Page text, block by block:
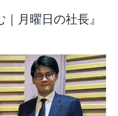
月曜日の社長』